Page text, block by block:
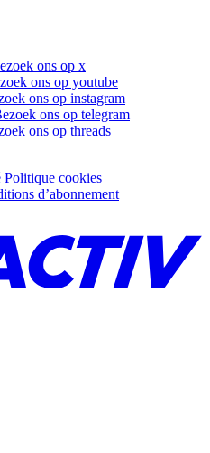
ons op x
ons op youtube
ons op instagram
ons op telegram
ons op threads
Politique cookies
d’abonnement